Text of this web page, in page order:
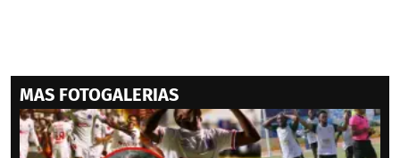
MAS FOTOGALERIAS